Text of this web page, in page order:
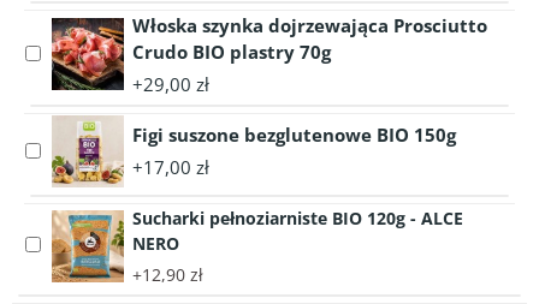
150g
Koryciński
naturalny
Ser
Koryciński
naturalny
Select
accessory
szynka
dojrzewająca
Prosciutto
Crudo
BIO
plastry
70g
Włoska szynka dojrzewająca Prosciutto
Crudo BIO plastry 70g
+29,00 zł
Select
accessory
suszone
bezglutenowe
BIO
Figi suszone bezglutenowe BIO 150g
+17,00 zł
Select
accessory
Sucharki pełnoziarniste BIO 120g - ALCE
NERO
+12,90 zł